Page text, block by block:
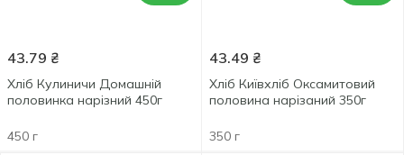
43.79 ₴
Хліб Кулиничи Домашній
половинка нарізний 450г
450 г
43.49 ₴
Хлiб Київхліб Оксамитовий
половина нарізаний 350г
350 г